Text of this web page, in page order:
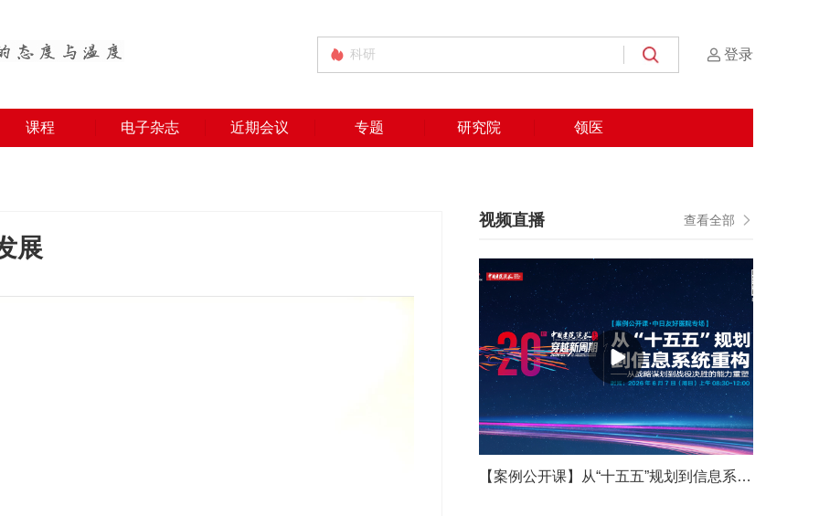
登录
课程 电子杂志 近期会议 专题 研究院 领医
展
视频直播 查看全部
【案例公开课】从“十五五”规划到信息系统重构——从战略谋划到战役决胜的能力重塑